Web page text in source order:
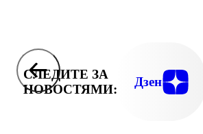
СЛЕДИТЕ ЗА
НОВОСТЯМИ:
Дзен